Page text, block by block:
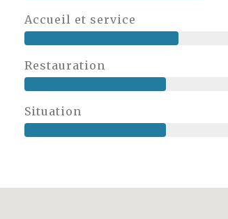
Accueil et service
Restauration
Situation